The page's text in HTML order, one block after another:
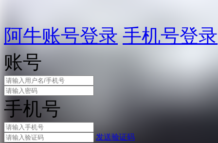
阿牛账号登录 手机号登录
账号
手机号
发送验证码